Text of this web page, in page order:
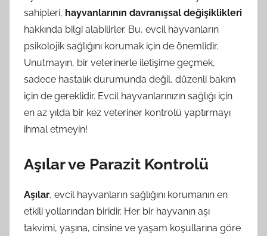
sahipleri, hayvanlarının davranışsal değişiklikleri
hakkında bilgi alabilirler. Bu, evcil hayvanların
psikolojik sağlığını korumak için de önemlidir.
Unutmayın, bir veterinerle iletişime geçmek,
sadece hastalık durumunda değil, düzenli bakım
için de gereklidir. Evcil hayvanlarınızın sağlığı için
en az yılda bir kez veteriner kontrolü yaptırmayı
ihmal etmeyin!
Aşılar ve Parazit Kontrolü
Aşılar, evcil hayvanların sağlığını korumanın en
etkili yollarından biridir. Her bir hayvanın aşı
takvimi, yaşına, cinsine ve yaşam koşullarına göre